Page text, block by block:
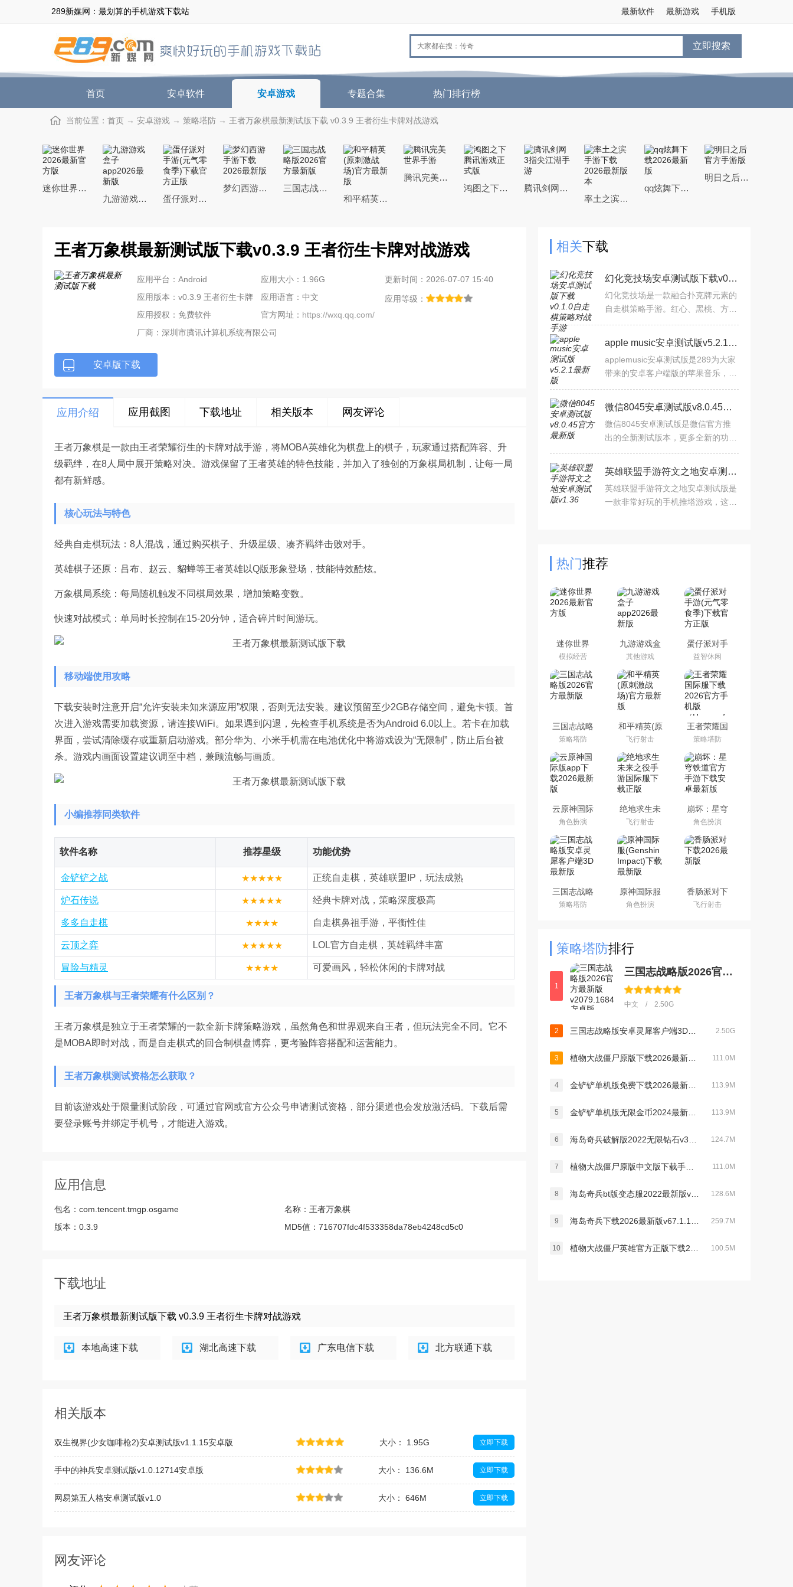
289新媒网：最划算的手机游戏下载站 手机版
最新游戏
最新软件
立即搜索
首页 安卓软件 安卓游戏 专题合集 热门排行榜
当前位置： 首页 → 安卓游戏 → 策略塔防 → 王者万象棋最新测试版下载 v0.3.9 王者衍生卡牌对战游戏
迷你世界2026最新官方版
九游游戏盒子app2026最新版
蛋仔派对手游(元气零食季)下载官方正版
梦幻西游手游下载2026最新版
三国志战略版2026官方最新版
和平精英(原刺激战场)官方最新版
腾讯完美世界手游
鸿图之下腾讯游戏正式版
腾讯剑网3指尖江湖手游
率土之滨手游下载2026最新版本
qq炫舞下载2026最新版
明日之后官方手游版
王者万象棋最新测试版下载v0.3.9 王者衍生卡牌对战游戏
应用平台：Android 应用大小：1.96G
更新时间：2026-07-07 15:40
应用版本：v0.3.9 王者衍生卡牌
对战游戏
应用语言：中文
应用等级：
应用授权：免费软件
官方网址： https://wxq.qq.com/
厂商： 深圳市腾讯计算机系统有限公司
安卓版下载
应用介绍 应用截图 下载地址 相关版本 网友评论
王者万象棋是一款由王者荣耀衍生的卡牌对战手游，将MOBA英雄化为棋盘上的棋子，玩家通过搭配阵容、升
级羁绊，在8人局中展开策略对决。游戏保留了王者英雄的特色技能，并加入了独创的万象棋局机制，让每一局
都有新鲜感。
核心玩法与特色
经典自走棋玩法：8人混战，通过购买棋子、升级星级、凑齐羁绊击败对手。
英雄棋子还原：吕布、赵云、貂蝉等王者英雄以Q版形象登场，技能特效酷炫。
万象棋局系统：每局随机触发不同棋局效果，增加策略变数。
快速对战模式：单局时长控制在15-20分钟，适合碎片时间游玩。
移动端使用攻略
下载安装时注意开启“允许安装未知来源应用”权限，否则无法安装。建议预留至少2GB存储空间，避免卡顿。首
次进入游戏需要加载资源，请连接WiFi。如果遇到闪退，先检查手机系统是否为Android 6.0以上。若卡在加载
界面，尝试清除缓存或重新启动游戏。部分华为、小米手机需在电池优化中将游戏设为“无限制”，防止后台被
杀。游戏内画面设置建议调至中档，兼顾流畅与画质。
小编推荐同类软件
软件名称 推荐星级 功能优势
金铲铲之战 ★★★★★ 正统自走棋，英雄联盟IP，玩法成熟
炉石传说 ★★★★★ 经典卡牌对战，策略深度极高
多多自走棋 ★★★★ 自走棋鼻祖手游，平衡性佳
云顶之弈 ★★★★★ LOL官方自走棋，英雄羁绊丰富
冒险与精灵 ★★★★ 可爱画风，轻松休闲的卡牌对战
王者万象棋与王者荣耀有什么区别？
王者万象棋是独立于王者荣耀的一款全新卡牌策略游戏，虽然角色和世界观来自王者，但玩法完全不同。它不
是MOBA即时对战，而是自走棋式的回合制棋盘博弈，更考验阵容搭配和运营能力。
王者万象棋测试资格怎么获取？
目前该游戏处于限量测试阶段，可通过官网或官方公众号申请测试资格，部分渠道也会发放激活码。下载后需
要登录账号并绑定手机号，才能进入游戏。
应用信息
包名： com.tencent.tmgp.osgame 名称： 王者万象棋
版本： 0.3.9 MD5值： 716707fdc4f533358da78eb4248cd5c0
下载地址
王者万象棋最新测试版下载 v0.3.9 王者衍生卡牌对战游戏
本地高速下载 湖北高速下载 广东电信下载 北方联通下载
相关版本
双生视界(少女咖啡枪2)安卓测试版v1.1.15安卓版 大小： 1.95G 立即下载
手中的神兵安卓测试版v1.0.12714安卓版 大小： 136.6M 立即下载
网易第五人格安卓测试版v1.0 大小： 646M 立即下载
网友评论
相关下载
幻化竞技场安卓测试版下载v0.1.0自走棋策略对战手游
幻化竞技场是一款融合扑克牌元素的
自走棋策略手游。红心、黑桃、方
过花色羁绊、牌型组合与贴纸系统构
建深度策略。
apple music安卓测试版v5.2.1最新版
applemusic安卓测试版是289为大家
带来的安卓客户端版的苹果音乐，这
功能和资源方面都有了很多的改变，
包括苹果也将把无损音频功
微信8045安卓测试版v8.0.45官方最新版
微信8045安卓测试版是微信官方推
出的全新测试版本，更多全新的功能
载体验！微信8045测试版本可以让
大家抢先体验微信的全新功能
英雄联盟手游符文之地安卓测试版v1.36
英雄联盟手游符文之地安卓测试版是
一款非常好玩的手机推塔游戏，这一
热门推荐
迷你世界
2026最新官
方版
模拟经营
九游游戏盒
子app2026
最新版
其他游戏
蛋仔派对手
游(元气零食
季)下载官方
正版
益智休闲
三国志战略
版2026官方
最新版
策略塔防
和平精英(原
刺激战场)官
方最新版
飞行射击
王者荣耀国
际服下载
2026官方手
机版
（Honor of
Kings）
策略塔防
云原神国际
版app下载
2026最新版
角色扮演
绝地求生未
来之役手游
国际服下载
正版
飞行射击
崩坏：星穹
铁道官方手
游下载安卓
最新版
角色扮演
三国志战略
版安卓灵犀
客户端3D最
策略塔防
原神国际服
(Genshin
Impact)下载
角色扮演
香肠派对下
载2026最新
版
飞行射击
策略塔防排行
1
三国志战略版2026官方最新版v2079.1684安卓版
中文 / 2.50G
2 2.50G
3 111.0M
4 113.9M
5 113.9M
6 124.7M
7 111.0M
8 128.6M
9 259.7M
10 100.5M